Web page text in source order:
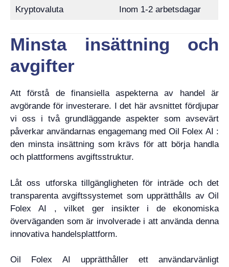
Kryptovaluta Inom 1-2 arbetsdagar
Minsta insättning och
avgifter
Att förstå de finansiella aspekterna av handel är
avgörande för investerare. I det här avsnittet fördjupar
vi oss i två grundläggande aspekter som avsevärt
påverkar användarnas engagemang med Oil Folex AI :
den minsta insättning som krävs för att börja handla
och plattformens avgiftsstruktur.
Låt oss utforska tillgängligheten för inträde och det
transparenta avgiftssystemet som upprätthålls av Oil
Folex AI , vilket ger insikter i de ekonomiska
överväganden som är involverade i att använda denna
innovativa handelsplattform.
Oil Folex AI upprätthåller ett användarvänligt